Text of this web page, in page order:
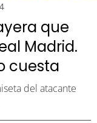
que
Madrid.
cuesta
del atacante